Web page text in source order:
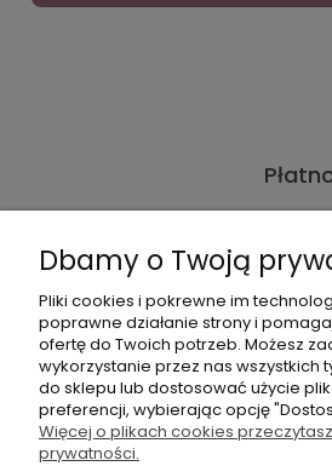
+48 605 141
Dbamy o Twoją
Pliki cookies i pokrewne im
poprawne działanie strony i
ofertę do Twoich potrzeb. Możesz
wykorzystanie przez nas wszystkich
do sklepu lub dostosować użycie
preferencji, wybierając opcję
Więcej o plikach cookies
prywatności.